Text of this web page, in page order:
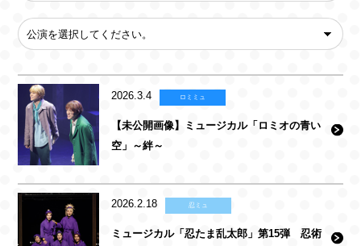
2026.3.4 ロミミュ
【未公開画像】ミュージカル「ロミオの青い
空」～絆～
2026.2.18 忍ミュ
ミュージカル「忍たま乱太郎」第15弾 忍術